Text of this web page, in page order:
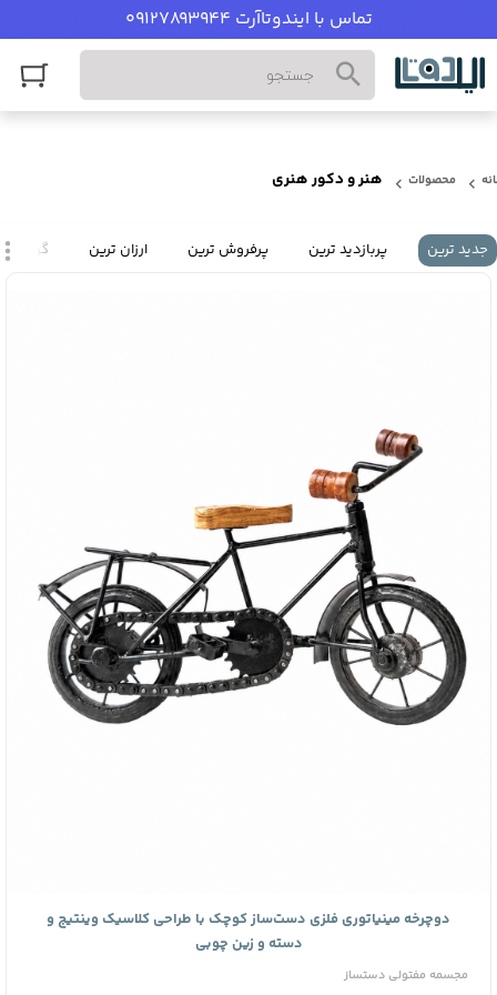
تماس با ایندوتاآرت 09127893944
محصولات هنر و دکور هنری
جدید ترین پربازدید ترین پرفروش ترین ارزان ترین گران
دوچرخه مینیاتوری فلزی دست‌ساز کوچک با طراحی کلاسیک وینتیج و
دسته و زین چوبی
مجسمه مفتولی دستساز